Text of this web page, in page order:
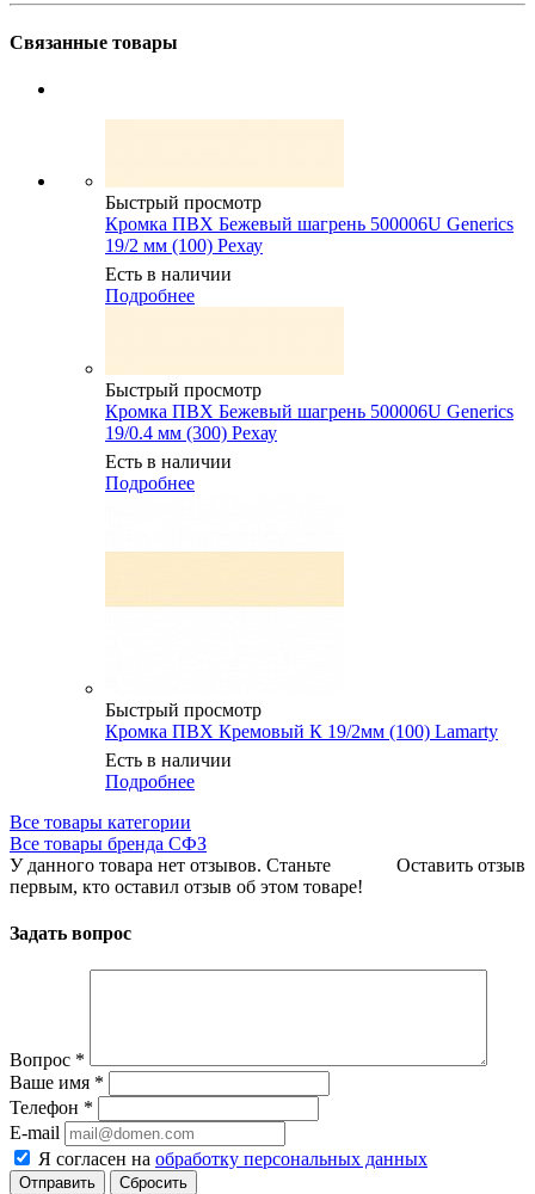
Связанные товары
Быстрый просмотр
Кромка ПВХ Бежевый шагрень 500006U Generics
19/2 мм (100) Рехау
Есть в наличии
Подробнее
Быстрый просмотр
Кромка ПВХ Бежевый шагрень 500006U Generics
19/0.4 мм (300) Рехау
Есть в наличии
Подробнее
Быстрый просмотр
Кромка ПВХ Кремовый К 19/2мм (100) Lamarty
Есть в наличии
Подробнее
Все товары категории
Все товары бренда СФЗ
Оставить отзыв
У данного товара нет отзывов. Станьте
первым, кто оставил отзыв об этом товаре!
Задать вопрос
Вопрос *
Ваше имя *
Телефон *
E-mail
Я согласен на обработку персональных данных
Сбросить